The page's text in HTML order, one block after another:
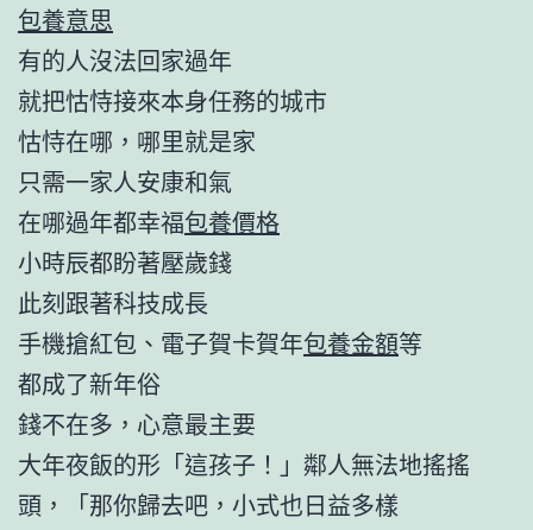
包養意思
有的人沒法回家過年
就把怙恃接來本身任務的城市
怙恃在哪，哪里就是家
只需一家人安康和氣
在哪過年都幸福包養價格
小時辰都盼著壓歲錢
此刻跟著科技成長
手機搶紅包、電子賀卡賀年包養金額等
都成了新年俗
錢不在多，心意最主要
大年夜飯的形「這孩子！」鄰人無法地搖搖
頭，「那你歸去吧，小式也日益多樣